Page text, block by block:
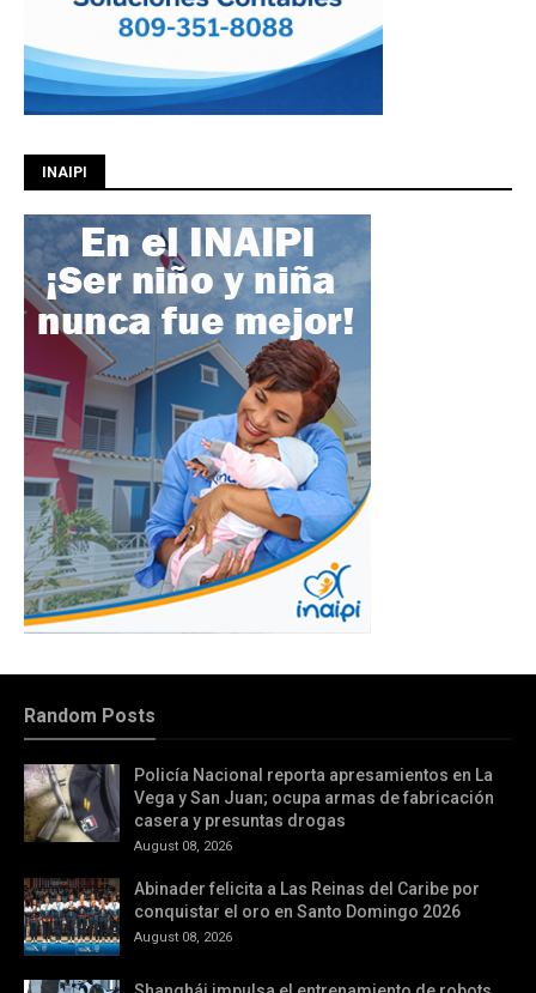
INAIPI
Random Posts
Policía Nacional reporta apresamientos en La
Vega y San Juan; ocupa armas de fabricación
casera y presuntas drogas
August 08, 2026
Abinader felicita a Las Reinas del Caribe por
conquistar el oro en Santo Domingo 2026
August 08, 2026